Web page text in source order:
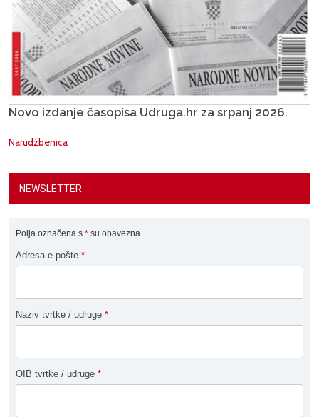
Novo izdanje časopisa Udruga.hr za srpanj 2026.
Narudžbenica
NEWSLETTER
Polja označena s * su obavezna
Adresa e-pošte *
Naziv tvrtke / udruge *
OIB tvrtke / udruge *